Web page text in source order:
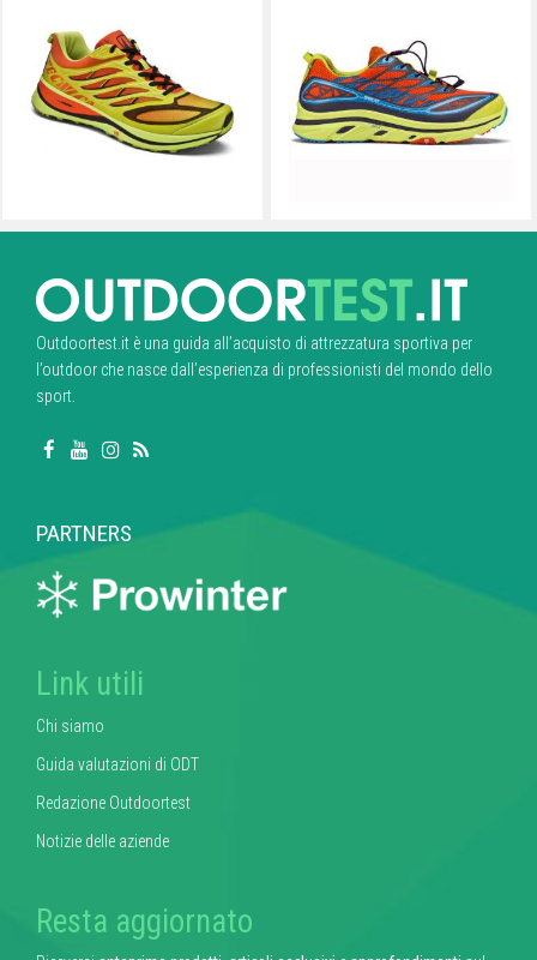
Outdoortest.it è una guida all’acquisto di attrezzatura sportiva per
l’outdoor che nasce dall’esperienza di professionisti del mondo dello
sport.
PARTNERS
Link utili
Chi siamo
Guida valutazioni di ODT
Redazione Outdoortest
Notizie delle aziende
Resta aggiornato